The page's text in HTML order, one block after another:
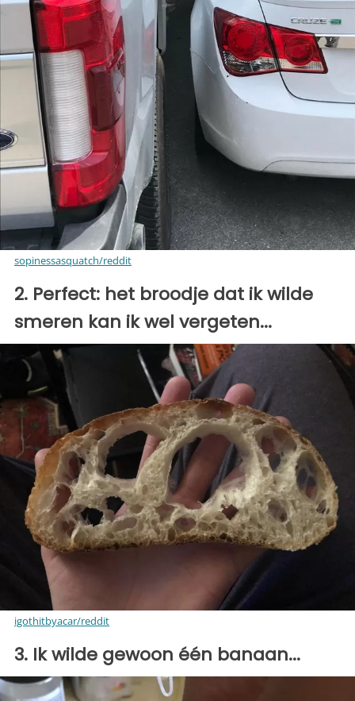
sopinessasquatch/reddit
2. Perfect: het broodje dat ik wilde
smeren kan ik wel vergeten...
igothitbyacar/reddit
3. Ik wilde gewoon één banaan...